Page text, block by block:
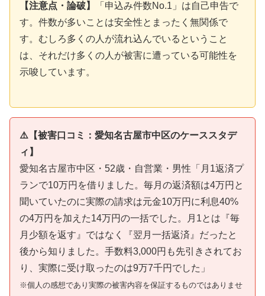
【注意点・論破】
「申込み件数No.1」は自己申告で
す。件数が多いことは安全性とまったく無関係で
す。むしろ多くの人が流れ込んでいるということ
は、それだけ多くの人が被害に遭っている可能性を
示唆しています。
⚠️【被害口コミ：愛知名古屋市中区のケーススタデ
ィ】
愛知名古屋市中区・52歳・自営業・男性「月1返済プ
ランで10万円を借りました。毎月の返済額は4万円と
聞いていたのに実際の請求は元金10万円に利息40%
の4万円を加えた14万円の一括でした。月1とは『毎
月少額を返す』ではなく『翌月一括返済』だったと
後から知りました。手数料3,000円も先引きされてお
り、実際に受け取ったのは9万7千円でした」
※個人の感想であり実際の被害内容を保証するものではありませ